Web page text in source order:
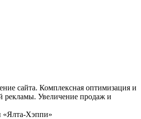
сайта. Комплексная оптимизация и
рекламы. Увеличение продаж и
«Ялта-Хэппи»